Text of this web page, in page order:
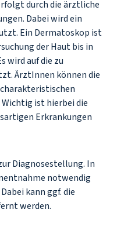
durch die ärztliche
Dabei wird ein
Ein Dermatoskop ist
der Haut bis in
wird auf die zu
ÄrztInnen können die
ist hierbei die
Erkrankungen
Diagnosestellung. In
notwendig
kann ggf. die
werden.